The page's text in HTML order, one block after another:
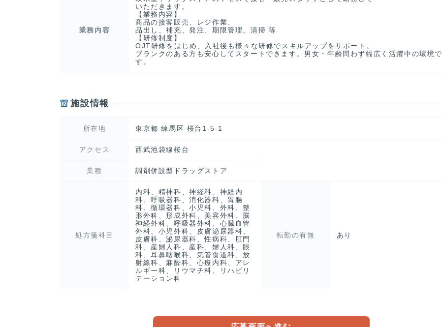
業務内容
いただきます。
【業務内容】
商品の接客販売、レジ作業、
品出し、補充、発注、期限管理、清掃 等
【研修制度】
OJT研修をはじめ、入社後も様々な研修でスキルアップをサポート。
ブランクのある方も安心してスタートできます。男女・年齢問わず幅広く活躍中の環境で
す。
施設情報
所在地 東京都 練馬区 桜台1-5-1
アクセス 西武池袋線桜台
業種 調剤併設型ドラッグストア
処方箋科目
内科、精神科、神経科、神経内
科、呼吸器科、消化器科、胃腸
科、循環器科、小児科、外科、整
形外科、形成外科、美容外科、脳
神経外科、呼吸器外科、心臓血管
外科、小児外科、皮膚泌尿器科、
皮膚科、泌尿器科、性病科、肛門
科、産婦人科、産科、婦人科、眼
科、耳鼻咽喉科、気管食道科、放
射線科、麻酔科、心療内科、アレ
ルギー科、リウマチ科、リハビリ
テーション科
転勤の有無 あり